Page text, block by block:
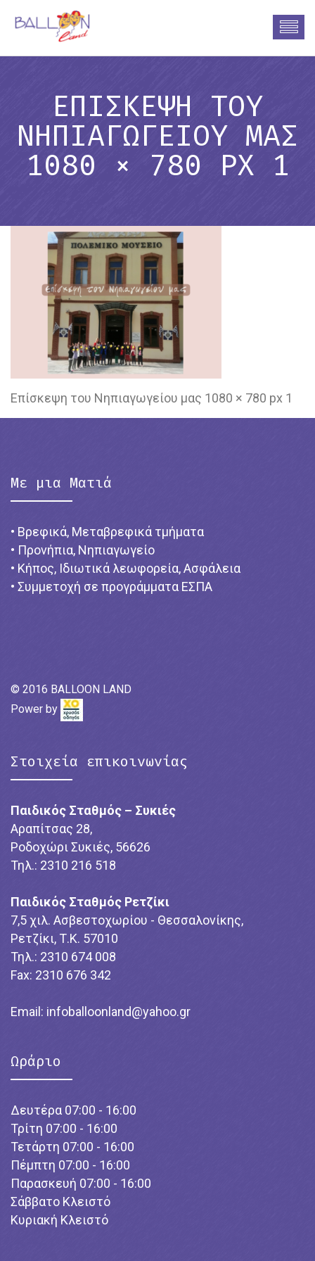
ΕΠΊΣΚΕΨΗ ΤΟΥ
ΝΗΠΙΑΓΩΓΕΊΟΥ ΜΑΣ
1080 × 780 PX 1
Επίσκεψη του Νηπιαγωγείου μας 1080 × 780 px 1
Με μια Ματιά
• Βρεφικά, Μεταβρεφικά τμήματα
• Προνήπια, Νηπιαγωγείο
• Κήπος, Ιδιωτικά λεωφορεία, Ασφάλεια
• Συμμετοχή σε προγράμματα ΕΣΠΑ
© 2016 BALLOON LAND
Power by
Στοιχεία επικοινωνίας
Παιδικός Σταθμός – Συκιές
Αραπίτσας 28,
Ροδοχώρι Συκιές, 56626
Τηλ.: 2310 216 518
Παιδικός Σταθμός Ρετζίκι
7,5 χιλ. Ασβεστοχωρίου - Θεσσαλονίκης,
Ρετζίκι, Τ.Κ. 57010
Τηλ.: 2310 674 008
Fax: 2310 676 342
Email: infoballoonland@yahoo.gr
Ωράριο
Δευτέρα 07:00 - 16:00
Τρίτη 07:00 - 16:00
Τετάρτη 07:00 - 16:00
Πέμπτη 07:00 - 16:00
Παρασκευή 07:00 - 16:00
Σάββατο Κλειστό
Κυριακή Κλειστό